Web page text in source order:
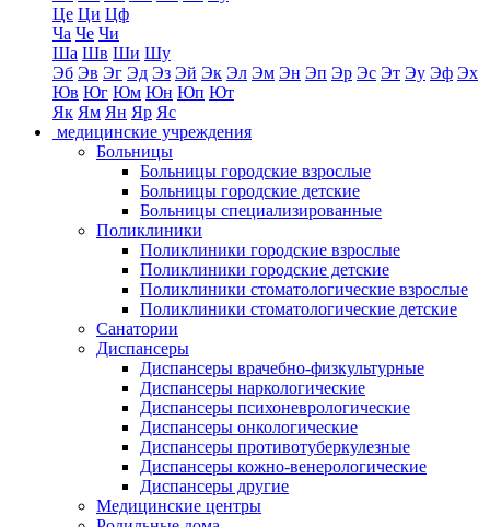
Це Ци Цф
Ча Че Чи
Ша Шв Ши Шу
Эб Эв Эг Эд Эз Эй Эк Эл Эм Эн Эп Эр Эс Эт Эу Эф Эх
Юв Юг Юм Юн Юп Ют
Як Ям Ян Яр Яс
медицинские учреждения
Больницы
Больницы городские взрослые
Больницы городские детские
Больницы специализированные
Поликлиники
Поликлиники городские взрослые
Поликлиники городские детские
Поликлиники стоматологические взрослые
Поликлиники стоматологические детские
Санатории
Диспансеры
Диспансеры врачебно-физкультурные
Диспансеры наркологические
Диспансеры психоневрологические
Диспансеры онкологические
Диспансеры противотуберкулезные
Диспансеры кожно-венерологические
Диспансеры другие
Медицинские центры